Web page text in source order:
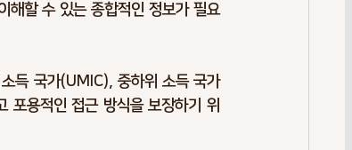
해할 수 있는 종합적인 정보가 필요
득 국가(UMIC), 중하위 소득 국가
용적인 접근 방식을 보장하기 위